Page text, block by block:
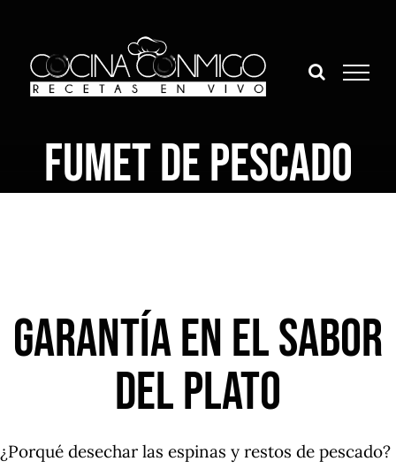
contenido
FUMET DE PESCADO
GARANTÍA EN EL SABOR
DEL PLATO
¿Porqué desechar las espinas y restos de pescado?